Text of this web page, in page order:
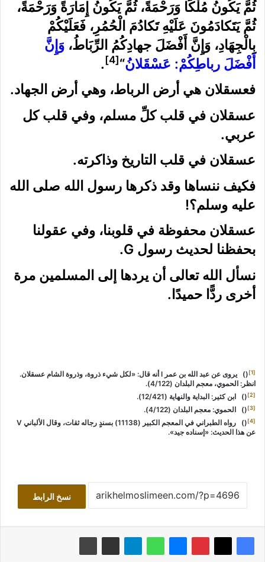
ثُمَّ يَكُونُ مُلْكًا وَرَحْمَةً، ثُمَّ يَكُونُ إِمَارَةً وَرَحْمَةً،
ثُمَّ يَتَكادَمُونَ عَلَيْهِ تَكادُمَ الْحُمُرِ، فَعَلَيْكُمْ
بِالْجِهَادِ، وَإِنَّ أَفْضَلَ جهادِكُمُ الرِّبَاطُ، وَإِنَّ
أَفْضَلَ رباطِكُمْ: عَسْقَلانُ“
[4]
.
فعسقلان هي أرض الرباط، وهي أرض الجهاد.
عسقلان في قلب كلِّ مسلم، وفي قلب كل
عربي.
عسقلان في قلب التاريخ وذاكرته.
فكيف ننساها وقد ذكرها رسول الله صلى الله
عليه وسلم؟!
عسقلان محفوظة في قلوبنا، وفي عقولنا
بحفظنا لحديث رسول G.
نسأل الله تعالى أن يردها إلى المسلمين مرة
أخرى ردًّا حميدًا.
[1]
() يروى عن عبد الله بن عمر I أنه قال: «لكل شيء ذروة، وذروة الشام عسقلان.
انظر: الحموي، معجم البلدان (4/122).
[2] () ابن كثير: البداية والنهاية (12/421).
[3] () الحموي: معجم البلدان (4/122).
[4]
() رواه الطبراني في المعجم الكبير (11138) بسندٍ رجاله ثقات، وقال الألباني V
عن هذا الحديث: «إسناده جيد».
نسخ الرابط